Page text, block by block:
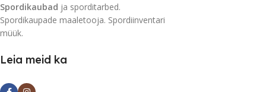
Spordikaubad ja sporditarbed.
Spordikaupade maaletooja. Spordiinventari
müük.
Leia meid ka